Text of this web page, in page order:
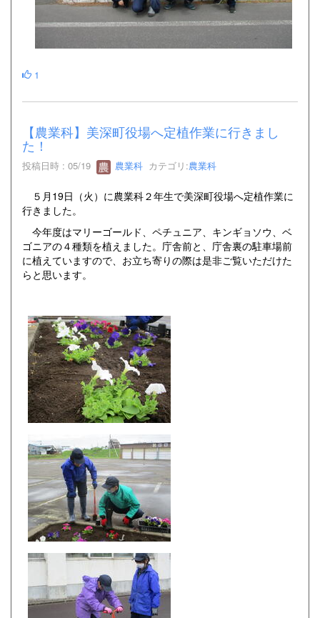
1
【農業科】美深町役場へ定植作業に行きまし
た！
投稿日時 : 05/19 農業科 カテゴリ:農業科
５月19日（火）に農業科２年生で美深町役場へ定植作業に
行きました。
今年度はマリーゴールド、ペチュニア、キンギョソウ、ベ
ゴニアの４種類を植えました。庁舎前と、庁舎裏の駐車場前
に植えていますので、お立ち寄りの際は是非ご覧いただけた
らと思います。